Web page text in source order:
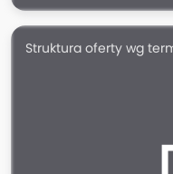
Struktura oferty wg